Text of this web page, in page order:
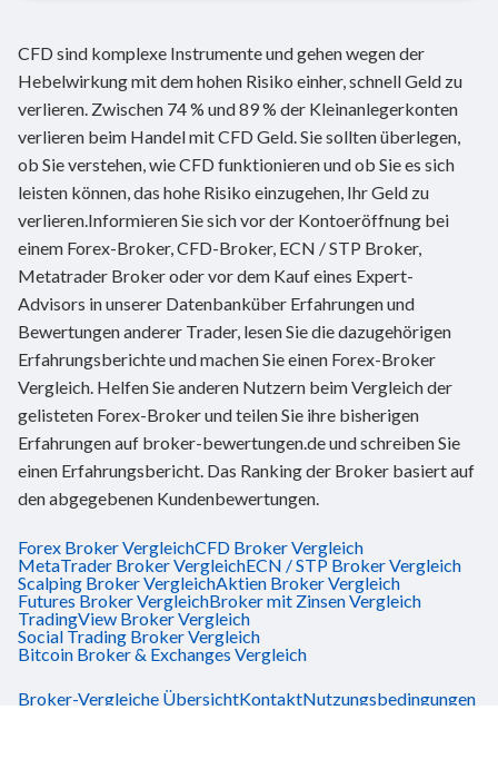
CFD sind komplexe Instrumente und gehen wegen der
Hebelwirkung mit dem hohen Risiko einher, schnell Geld zu
verlieren. Zwischen 74 % und 89 % der Kleinanlegerkonten
verlieren beim Handel mit CFD Geld. Sie sollten überlegen,
ob Sie verstehen, wie CFD funktionieren und ob Sie es sich
leisten können, das hohe Risiko einzugehen, Ihr Geld zu
verlieren.Informieren Sie sich vor der Kontoeröffnung bei
einem Forex-Broker, CFD-Broker, ECN / STP Broker,
Metatrader Broker oder vor dem Kauf eines Expert-
Advisors in unserer Datenbanküber Erfahrungen und
Bewertungen anderer Trader, lesen Sie die dazugehörigen
Erfahrungsberichte und machen Sie einen Forex-Broker
Vergleich. Helfen Sie anderen Nutzern beim Vergleich der
gelisteten Forex-Broker und teilen Sie ihre bisherigen
Erfahrungen auf broker-bewertungen.de und schreiben Sie
einen Erfahrungsbericht. Das Ranking der Broker basiert auf
den abgegebenen Kundenbewertungen.
Forex Broker VergleichCFD Broker Vergleich
MetaTrader Broker VergleichECN / STP Broker Vergleich
Scalping Broker VergleichAktien Broker Vergleich
Futures Broker VergleichBroker mit Zinsen Vergleich
TradingView Broker Vergleich
Social Trading Broker Vergleich
Bitcoin Broker & Exchanges Vergleich
Broker-Vergleiche ÜbersichtKontaktNutzungsbedingungen